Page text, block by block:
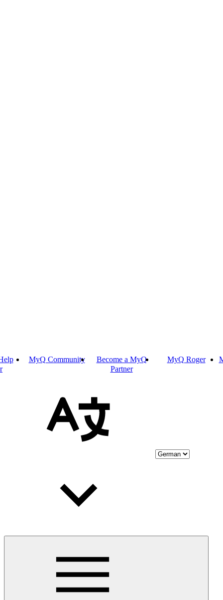
MyQ Community
Become a MyQ
Partner
MyQ Roger